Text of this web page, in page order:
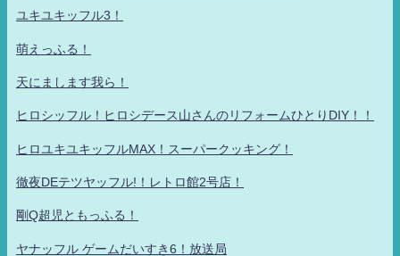
ユキユキッフル3！
萌えっふる！
天にまします我ら！
ヒロシッフル！ヒロシデース山さんのリフォームひとりDIY！！
ヒロユキユキッフルMAX！スーパークッキング！
徹夜DEテツヤッフル!！レトロ館2号店！
剛Q超児ともっふる！
ヤナッフル ゲームだいすき6！放送局